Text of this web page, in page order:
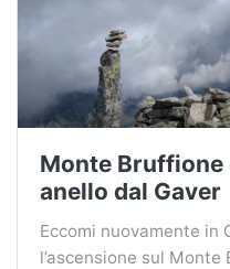
Monte Bruffione
anello dal Gaver
Eccomi nuovamente in
l’ascensione sul